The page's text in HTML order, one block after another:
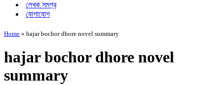
লেখক সমগ্র
যোগাযোগ
Home » hajar bochor dhore novel summary
hajar bochor dhore novel
summary